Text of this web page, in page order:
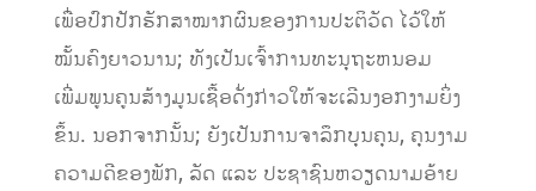
ເພື່ອປົກປັກຮັກສາໝາກຜົນຂອງການປະຕິວັດ ໄວ້ໃຫ້
ໝັ້ນຄົງຍາວນານ; ທັງເປັນເຈົ້າການທະນຸຖະຫນອມ
ເພີ່ມພູນຄູນສ້າງມູນເຊື້ອດັ່ງກ່າວໃຫ້ຈະເລີນງອກງາມຍິ່ງ
ຂຶ້ນ. ນອກຈາກນັ້ນ; ຍັງເປັນການຈາລຶກບຸນຄຸນ, ຄຸນງາມ
ຄວາມດີຂອງພັກ, ລັດ ແລະ ປະຊາຊົນຫວຽດນາມອ້າຍ